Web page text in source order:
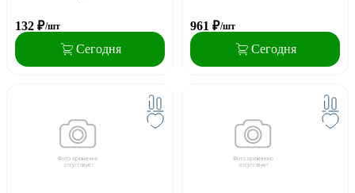
132 ₽/шт
Сегодня
961 ₽/шт
Сегодня